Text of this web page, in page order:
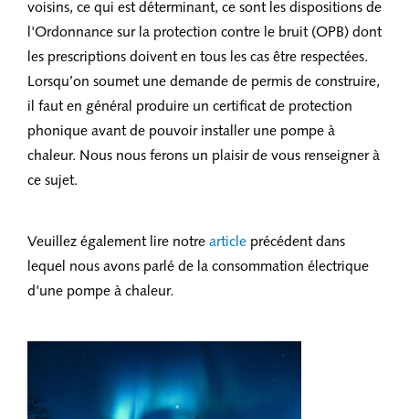
voisins, ce qui est déterminant, ce sont les dispositions de
l'Ordonnance sur la protection contre le bruit (OPB) dont
les prescriptions doivent en tous les cas être respectées.
Lorsqu’on soumet une demande de permis de construire,
il faut en général produire un certificat de protection
phonique avant de pouvoir installer une pompe à
chaleur. Nous nous ferons un plaisir de vous renseigner à
ce sujet.
Veuillez également lire notre article précédent dans
lequel nous avons parlé de la consommation électrique
d'une pompe à chaleur.